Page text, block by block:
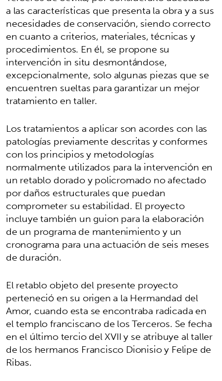
a las características que presenta la obra y a sus
necesidades de conservación, siendo correcto
en cuanto a criterios, materiales, técnicas y
procedimientos. En él, se propone su
intervención in situ desmontándose,
excepcionalmente, solo algunas piezas que se
encuentren sueltas para garantizar un mejor
tratamiento en taller.
Los tratamientos a aplicar son acordes con las
patologías previamente descritas y conformes
con los principios y metodologías
normalmente utilizados para la intervención en
un retablo dorado y policromado no afectado
por daños estructurales que puedan
comprometer su estabilidad. El proyecto
incluye también un guion para la elaboración
de un programa de mantenimiento y un
cronograma para una actuación de seis meses
de duración.
El retablo objeto del presente proyecto
perteneció en su origen a la Hermandad del
Amor, cuando esta se encontraba radicada en
el templo franciscano de los Terceros. Se fecha
en el último tercio del XVII y se atribuye al taller
de los hermanos Francisco Dionisio y Felipe de
Ribas.